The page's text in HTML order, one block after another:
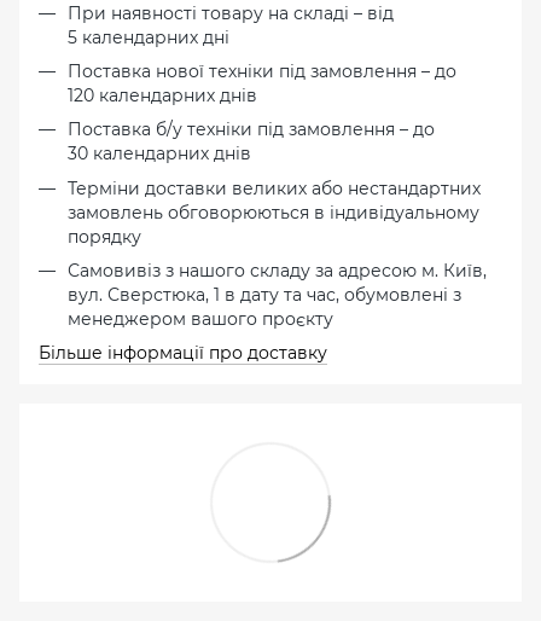
При наявності товару на складі – від
5 календарних дні
Поставка нової техніки під замовлення – до
120 календарних днів
Поставка б/у техніки під замовлення – до
30 календарних днів
Терміни доставки великих або нестандартних
замовлень обговорюються в індивідуальному
порядку
Самовивіз з нашого складу за адресою м. Київ,
вул. Сверстюка, 1 в дату та час, обумовлені з
менеджером вашого проєкту
Більше інформації про доставку